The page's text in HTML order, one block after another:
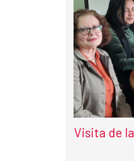
Visita de